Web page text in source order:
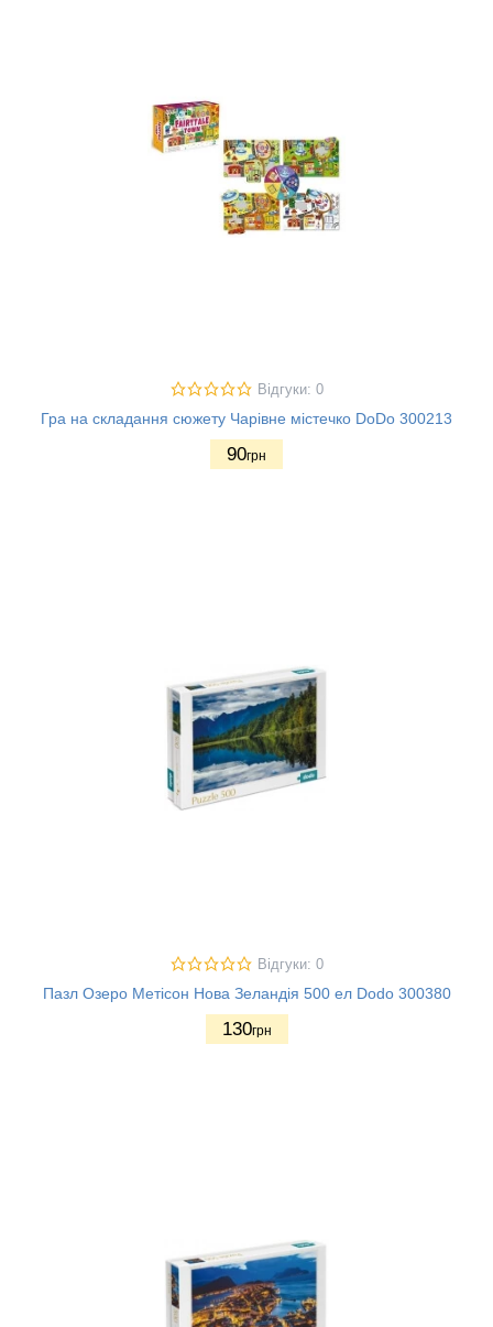
Відгуки: 0
Гра на складання сюжету Чарівне містечко DoDo 300213
90грн
Відгуки: 0
Пазл Озеро Метісон Нова Зеландія 500 ел Dodo 300380
130грн